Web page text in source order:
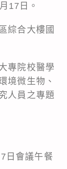
17日。
綜合大樓國
專院校醫學
境微生物、
人員之專題
日會議午餐